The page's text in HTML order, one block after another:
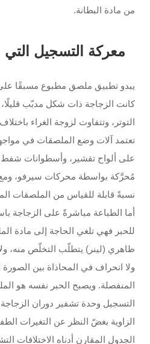
من مادة البطانة.
معركة التسجيل التي
يبدو تطبيق ملصق مطبوع مسبقًا
كانت الزجاجة ذات شكل مدبّب
التوتر، وتتفاوت لزوجة الغراء
تعتمد آلات وضع الملصقات في
على ألواح تقشير، وأسطوانات
مُحرَّكة بواسطة محركات سيرفو، ومع
نسبةً قابلة للقياس من الملصقات
أما الطباعة مباشرةً على الزجاجة
للحبر فهي تلغي الحاجة إلى مادة
ظاهري (لينر) يتطلّب التخلّص منه،
ولا انحراف في المحاذاة بين
المنفصلة. ويصبح الحبر نفسه هو
التسجيل وحدة تشفير دوران
الزاوية بغضّ النظر عن التغيرات
الجدول المقارن أدناه الاختلافات